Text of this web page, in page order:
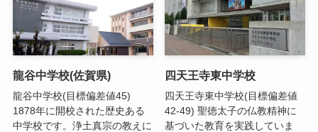
龍谷中学校(佐賀県)
龍谷中学校(目標偏差値45)
1878年に開校された歴史ある
中学校です。浄土真宗の教えに
四天王寺東中学校
四天王寺東中学校(目標偏差値
42-49) 聖徳太子の仏教精神に
基づいた教育を実践していま